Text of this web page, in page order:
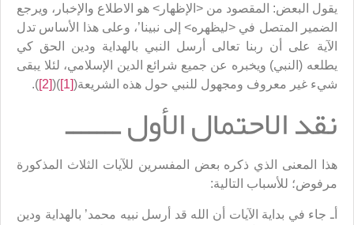
يقول البعض: المقصود من <الإظهار> هو الاطلاع والإخبار، ويرجع
الضمير المتصل في <ليظهره> إلى نبينا’، وعلى هذا الأساس تدل
الآية على أن ربنا تعالى أرسل النبي بالهداية ودين الحق كي
يطلعه (النبي) ويخبره عن جميع شرائع الدين الإسلامي، لئلا يبقى
شيء غير معروف ومجهول للنبي حول هذه الشريعة([1]
)(
[2]
).
نقد الاحتمال الأول ـــــــ
هذا المعنى الذي ذكره بعض المفسرين للآيات الثلاث المذكورة
مرفوض؛ للأسباب التالية:
أـ جاء في بداية الآيات أن الله قد أرسل نبيه محمد’ بالهداية ودين